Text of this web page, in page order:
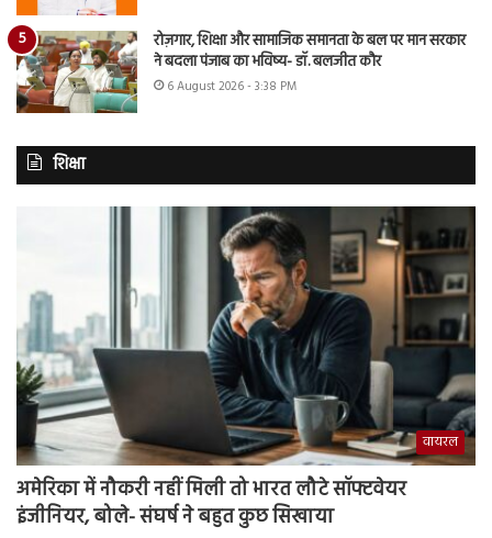
रोज़गार, शिक्षा और सामाजिक समानता के बल पर मान सरकार
ने बदला पंजाब का भविष्य- डॉ. बलजीत कौर
6 August 2026 - 3:38 PM
शिक्षा
वायरल
अमेरिका में नौकरी नहीं मिली तो भारत लौटे सॉफ्टवेयर
इंजीनियर, बोले- संघर्ष ने बहुत कुछ सिखाया